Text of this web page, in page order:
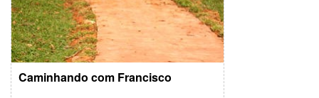
Caminhando com Francisco